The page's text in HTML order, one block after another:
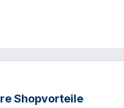
Shopvorteile